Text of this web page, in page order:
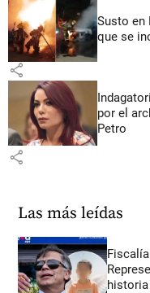
Susto en
que se
share
por el
Petro
share
Las más leídas